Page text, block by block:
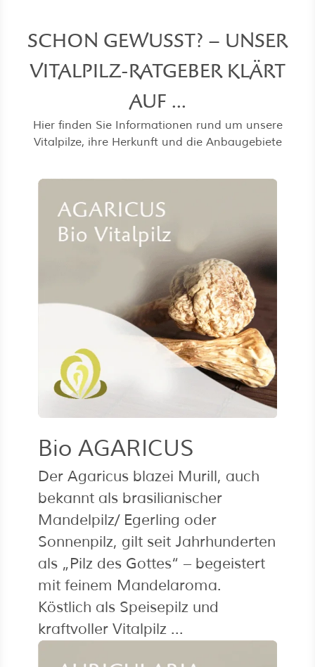
SCHON GEWUSST? – UNSER
VITALPILZ-RATGEBER KLÄRT
AUF ...
Hier finden Sie Informationen rund um unsere
Vitalpilze, ihre Herkunft und die Anbaugebiete
Bio AGARICUS
Der Agaricus blazei Murill, auch
bekannt als brasilianischer
Mandelpilz/ Egerling oder
Sonnenpilz, gilt seit Jahrhunderten
als „Pilz des Gottes“ – begeistert
mit feinem Mandelaroma.
Köstlich als Speisepilz und
kraftvoller Vitalpilz ...